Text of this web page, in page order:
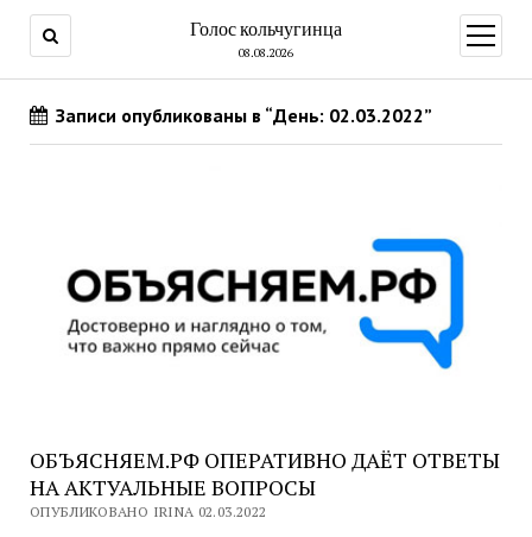
Голос кольчугинца
08.08.2026
меню
Записи опубликованы в “День: 02.03.2022”
ОБЪЯСНЯЕМ.РФ ОПЕРАТИВНО ДАЁТ ОТВЕТЫ
НА АКТУАЛЬНЫЕ ВОПРОСЫ
ОПУБЛИКОВАНО IRINA 02.03.2022